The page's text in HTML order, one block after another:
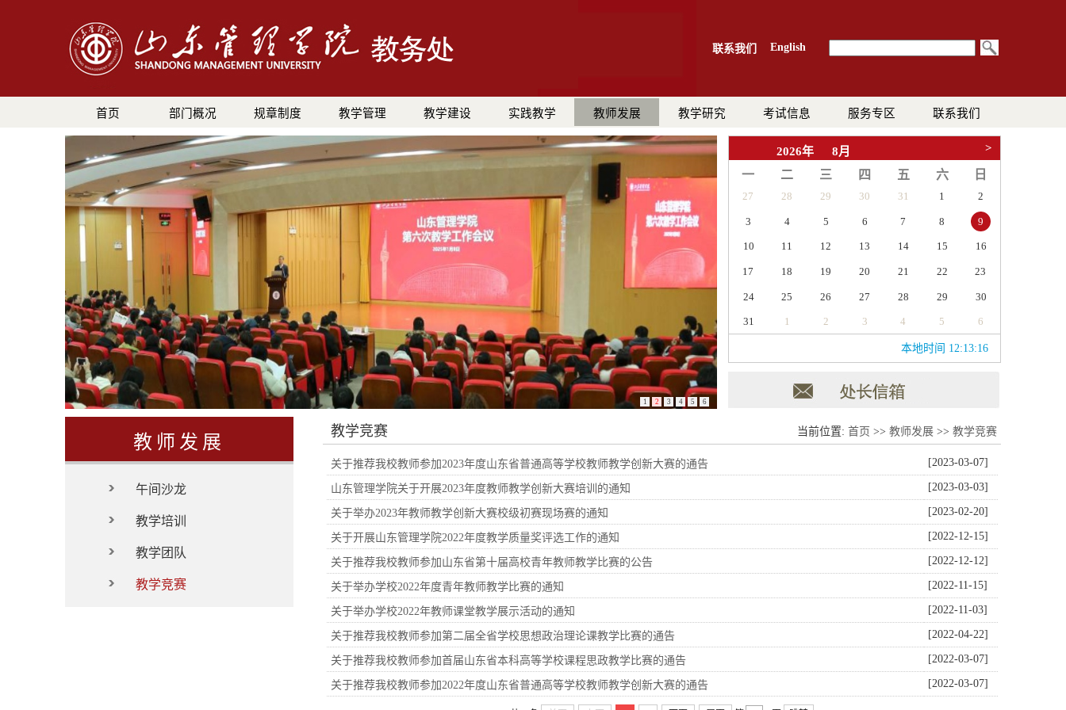
联系我们 English
首页 部门概况 规章制度 教学管理 教学建设 实践教学 教师发展 教学研究 考试信息 服务专区 联系我们
1 2 3 4 5 6
2026年 8月 >
一 二 三 四 五 六 日
27 28 29 30 31 1 2
3 4 5 6 7 8 9
10 11 12 13 14 15 16
17 18 19 20 21 22 23
24 25 26 27 28 29 30
31 1 2 3 4 5 6
本地时间 12:13:16
教师发展
午间沙龙
教学培训
教学团队
教学竞赛
教学竞赛 当前位置: 首页 >> 教师发展 >> 教学竞赛
关于推荐我校教师参加2023年度山东省普通高等学校教师教学创新大赛的通告 [2023-03-07]
山东管理学院关于开展2023年度教师教学创新大赛培训的通知 [2023-03-03]
关于举办2023年教师教学创新大赛校级初赛现场赛的通知 [2023-02-20]
关于开展山东管理学院2022年度教学质量奖评选工作的通知 [2022-12-15]
关于推荐我校教师参加山东省第十届高校青年教师教学比赛的公告 [2022-12-12]
关于举办学校2022年度青年教师教学比赛的通知 [2022-11-15]
关于举办学校2022年教师课堂教学展示活动的通知 [2022-11-03]
关于推荐我校教师参加第二届全省学校思想政治理论课教学比赛的通告 [2022-04-22]
关于推荐我校教师参加首届山东省本科高等学校课程思政教学比赛的通告 [2022-03-07]
关于推荐我校教师参加2022年度山东省普通高等学校教师教学创新大赛的通告 [2022-03-07]